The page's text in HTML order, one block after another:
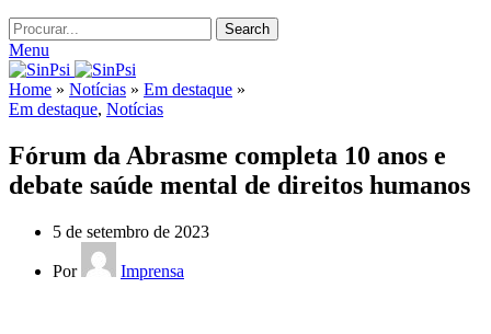
Search
Menu
Home » Notícias » Em destaque »
Em destaque, Notícias
Fórum da Abrasme completa 10 anos e
debate saúde mental de direitos humanos
5 de setembro de 2023
Por Imprensa